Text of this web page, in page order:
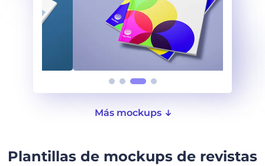
Más mockups
Plantillas de mockups de revistas